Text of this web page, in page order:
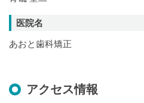
医院名
あおと歯科矯正
アクセス情報